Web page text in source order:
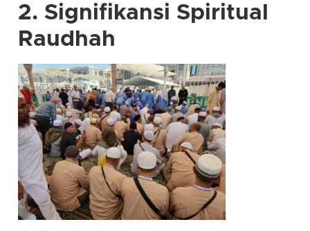
2. Signifikansi Spiritual
Raudhah